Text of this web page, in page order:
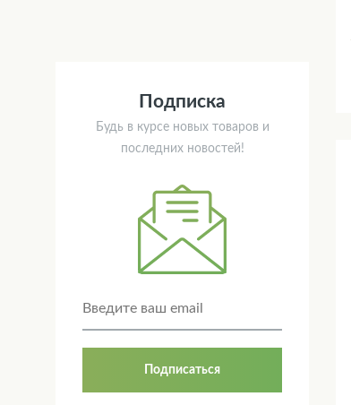
Подписка
Будь в курсе новых товаров и
последних новостей!
Подписаться